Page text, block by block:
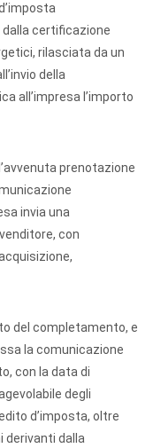
certificazione
rilasciata da un
della
all’impresa l’importo
prenotazione
invia una
con
del completamento, e
la comunicazione
con la data di
degli
d’imposta, oltre
derivanti dalla